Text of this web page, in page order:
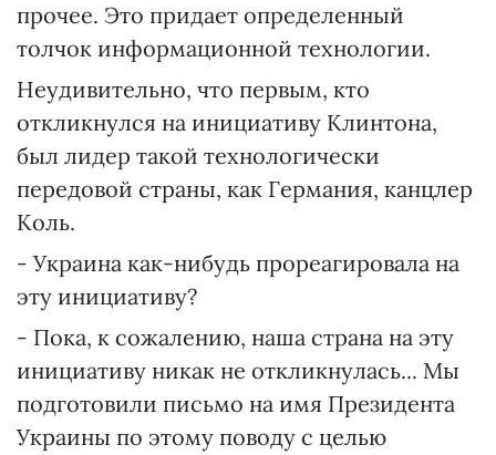
прочее. Это придает определенный
толчок информационной технологии.
Неудивительно, что первым, кто
откликнулся на инициативу Клинтона,
был лидер такой технологически
передовой страны, как Германия, канцлер
Коль.
- Украина как-нибудь прореагировала на
эту инициативу?
- Пока, к сожалению, наша страна на эту
инициативу никак не откликнулась... Мы
подготовили письмо на имя Президента
Украины по этому поводу с целью